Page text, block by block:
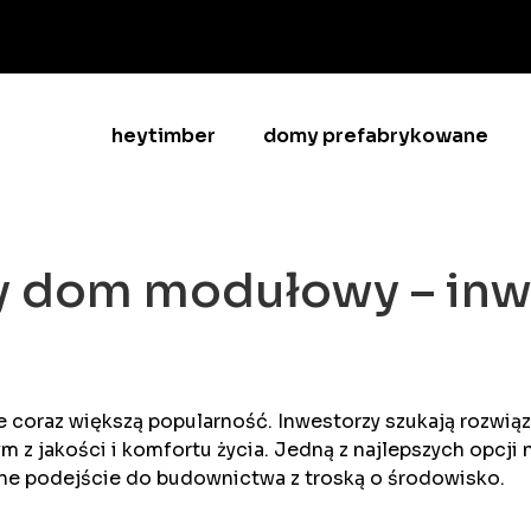
heytimber domy prefabrykowane
dom modułowy –
większą popularność. Inwestorzy szukają
z jakości i komfortu życia. Jedną z najlepszych opcji
podejście do budownictwa z troską o środowisko.